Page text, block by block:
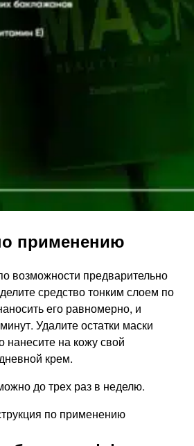
применению
возможности предварительно
средство тонким слоем по
его равномерно, и
Удалите остатки маски
нанесите на кожу свой
крем.
до трех раз в неделю.